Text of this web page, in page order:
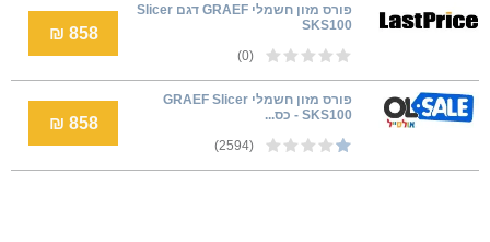
פורס מזון חשמלי GRAEF דגם Slicer
SKS100
(0)
858 ₪
פורס מזון חשמלי GRAEF Slicer
SKS100 - כס...
(2594)
858 ₪